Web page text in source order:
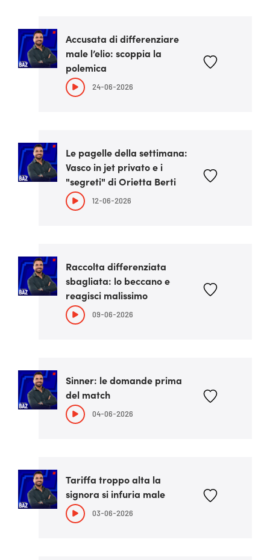
Accusata di differenziare
male l’elio: scoppia la
polemica
24-06-2026
Le pagelle della settimana:
Vasco in jet privato e i
"segreti" di Orietta Berti
12-06-2026
Raccolta differenziata
sbagliata: lo beccano e
reagisci malissimo
09-06-2026
Sinner: le domande prima
del match
04-06-2026
Tariffa troppo alta la
signora si infuria male
03-06-2026